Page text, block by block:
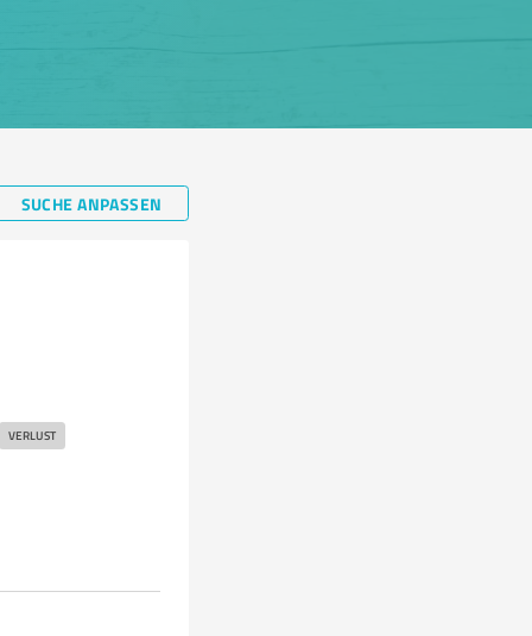
SUCHE ANPASSEN
VERLUST